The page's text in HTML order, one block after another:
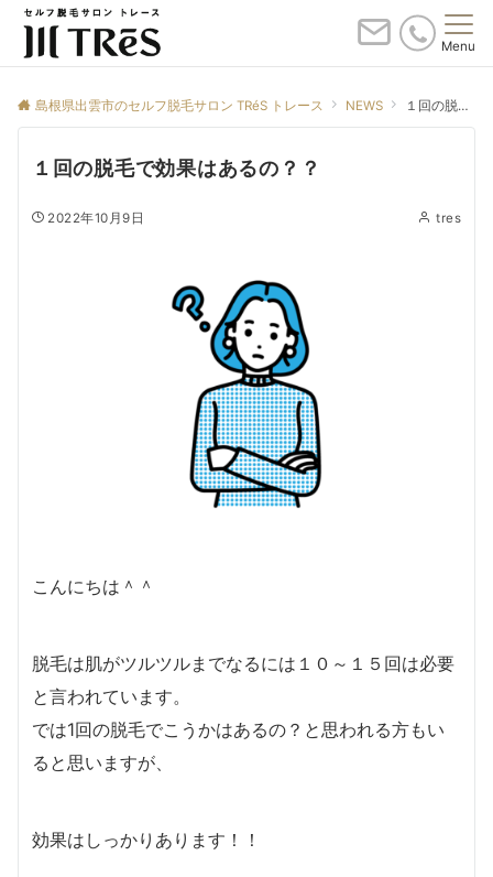
Menu
島根県出雲市のセルフ脱毛サロン TRéS トレース NEWS １回の脱毛で効果はあるの？？
１回の脱毛で効果はあるの？？
2022年10月9日 tres
こんにちは＾＾
脱毛は肌がツルツルまでなるには１０～１５回は必要
と言われています。
では1回の脱毛でこうかはあるの？と思われる方もい
ると思いますが、
効果はしっかりあります！！